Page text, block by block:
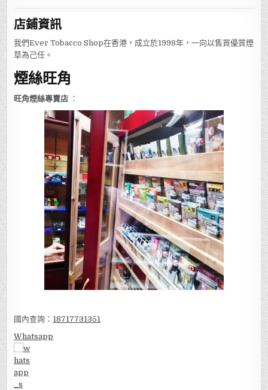
店鋪資訊
我們Ever Tobacco Shop在香港，成立於1998年，一向以售買優質煙
草為己任。
煙絲旺角
旺角煙絲專賣店 ：
國內查詢： 18717731351
Whatsapp